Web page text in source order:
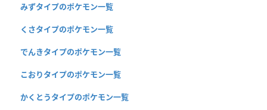
みずタイプのポケモン一覧
くさタイプのポケモン一覧
でんきタイプのポケモン一覧
こおりタイプのポケモン一覧
かくとうタイプのポケモン一覧